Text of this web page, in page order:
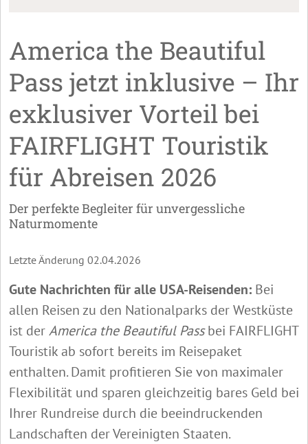
America the Beautiful
Pass jetzt inklusive – Ihr
exklusiver Vorteil bei
FAIRFLIGHT Touristik
für Abreisen 2026
Der perfekte Begleiter für unvergessliche
Naturmomente
Letzte Änderung 02.04.2026
Gute Nachrichten für alle USA-Reisenden: Bei
allen Reisen zu den Nationalparks der Westküste
ist derAmerica the Beautiful Passbei FAIRFLIGHT
Touristik ab sofort bereits im Reisepaket
enthalten. Damit profitieren Sie von maximaler
Flexibilität und sparen gleichzeitig bares Geld bei
Ihrer Rundreise durch die beeindruckenden
Landschaften der Vereinigten Staaten.